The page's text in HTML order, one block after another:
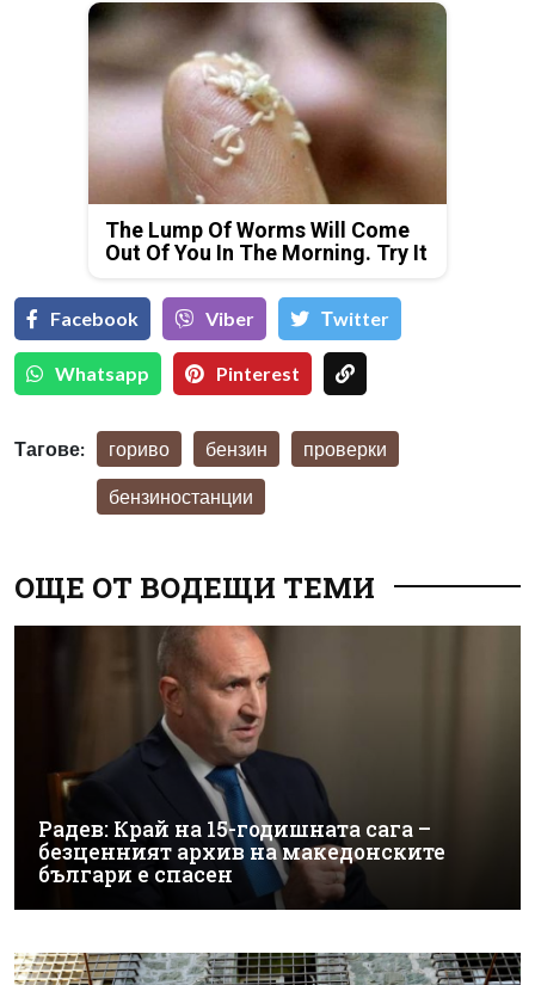
The Lump Of Worms Will Come
Out Of You In The Morning. Try It
Facebook Viber Тwitter
Whatsapp Pinterest
Тагове: гориво бензин проверки
бензиностанции
ОЩЕ ОТ ВОДЕЩИ ТЕМИ
Радев: Край на 15-годишната сага –
безценният архив на македонските
българи е спасен